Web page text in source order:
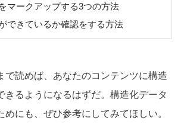
マークアップする3つの方法
できているか確認をする方法
で読めば、あなたのコンテンツに構造
きるようになるはずだ。構造化データ
めにも、ぜひ参考にしてみてほしい。